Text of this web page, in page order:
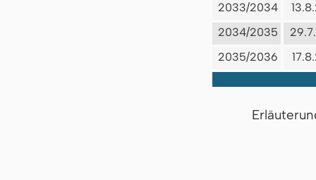
2033/2034
2034/2035
2035/2036